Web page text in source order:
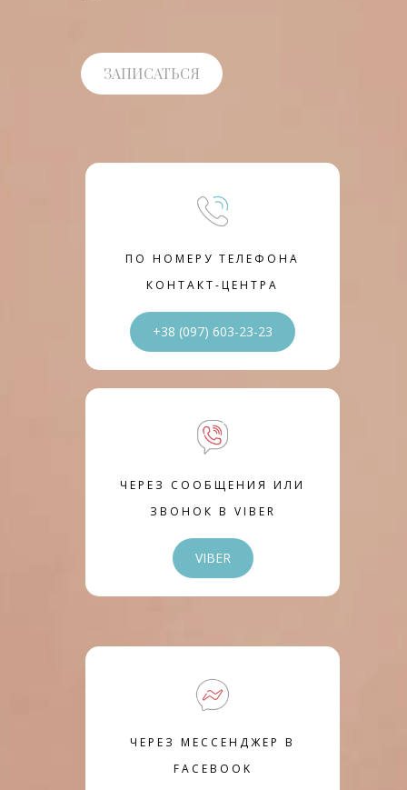
ЗАПИСАТЬСЯ
ПО НОМЕРУ ТЕЛЕФОНА
КОНТАКТ-ЦЕНТРА
+38 (097) 603-23-23
ЧЕРЕЗ СООБЩЕНИЯ ИЛИ
ЗВОНОК В VIBER
VIBER
ЧЕРЕЗ МЕССЕНДЖЕР В
FACEBOOK